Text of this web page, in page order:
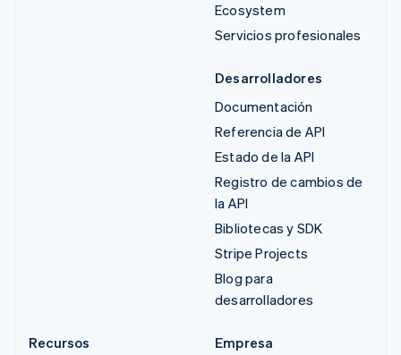
Ecosystem
Servicios profesionales
Desarrolladores
Documentación
Referencia de API
Estado de la API
Registro de cambios de
la API
Bibliotecas y SDK
Stripe Projects
Blog para
desarrolladores
Recursos
Empresa